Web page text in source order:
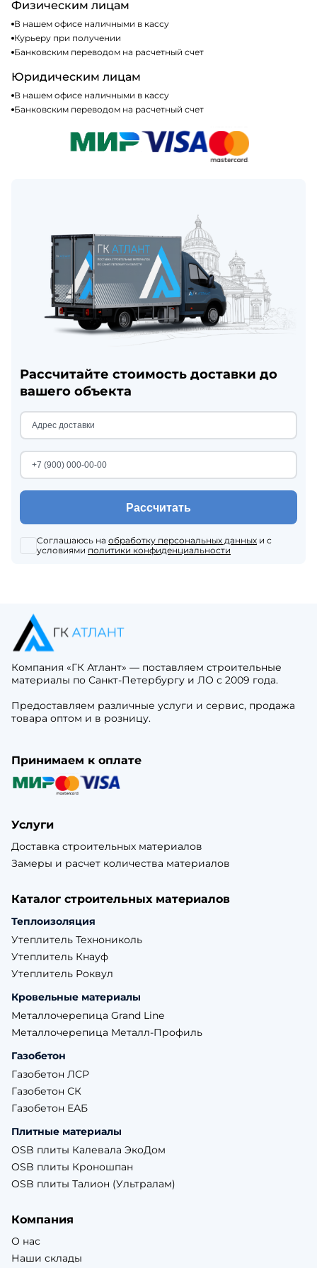
Физическим лицам
В нашем офисе наличными в кассу
Курьеру при получении
Банковским переводом на расчетный счет
Юридическим лицам
В нашем офисе наличными в кассу
Банковским переводом на расчетный счет
Рассчитайте стоимость доставки до
вашего объекта
Рассчитать
Соглашаюсь на обработку персональных данных и с
условиями политики конфиденциальности
Компания «ГК Атлант» — поставляем строительные
материалы по Санкт-Петербургу и ЛО с 2009 года.
Предоставляем различные услуги и сервис, продажа
товара оптом и в розницу.
Принимаем к оплате
Услуги
Доставка строительных материалов
Замеры и расчет количества материалов
Каталог строительных материалов
Теплоизоляция
Утеплитель Технониколь
Утеплитель Кнауф
Утеплитель Роквул
Кровельные материалы
Металлочерепица Grand Line
Металлочерепица Металл-Профиль
Газобетон
Газобетон ЛСР
Газобетон СК
Газобетон ЕАБ
Плитные материалы
OSB плиты Калевала ЭкоДом
OSB плиты Кроношпан
OSB плиты Талион (Ультралам)
Компания
О нас
Наши склады